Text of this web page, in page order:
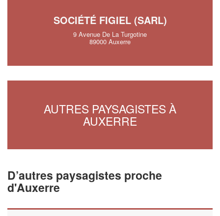
SOCIÉTÉ FIGIEL (SARL)
9 Avenue De La Turgotine
89000 Auxerre
AUTRES PAYSAGISTES À
AUXERRE
D’autres paysagistes proche
d'Auxerre